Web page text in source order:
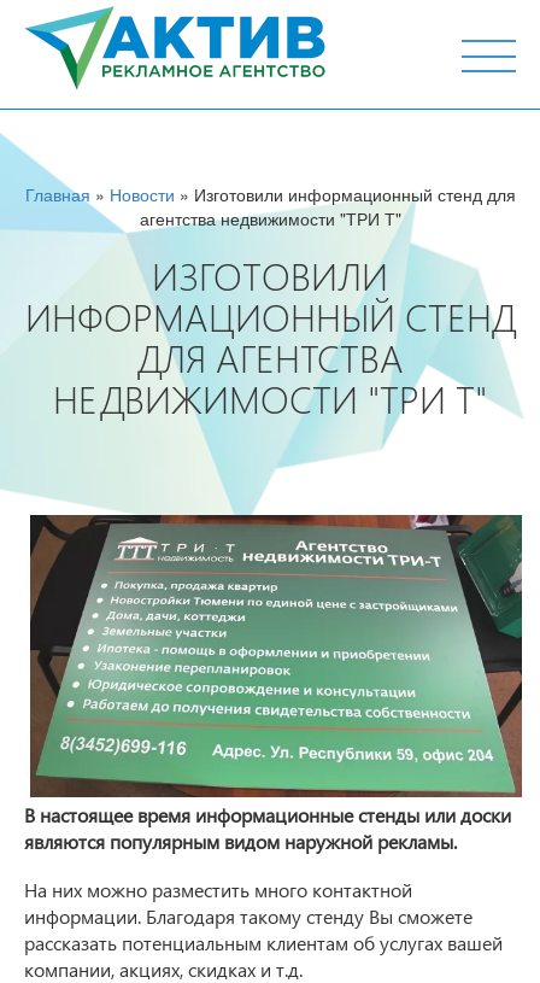
г. Тюмень, ул. М.Горького 44, офис 204
Главная » Новости » Изготовили информационный стенд для
агентства недвижимости "ТРИ Т"
ИЗГОТОВИЛИ
ИНФОРМАЦИОННЫЙ СТЕНД
ДЛЯ АГЕНТСТВА
НЕДВИЖИМОСТИ "ТРИ Т"
В настоящее время информационные стенды или доски
являются популярным видом наружной рекламы.
На них можно разместить много контактной
информации. Благодаря такому стенду Вы сможете
рассказать потенциальным клиентам об услугах вашей
компании, акциях, скидках и т.д.